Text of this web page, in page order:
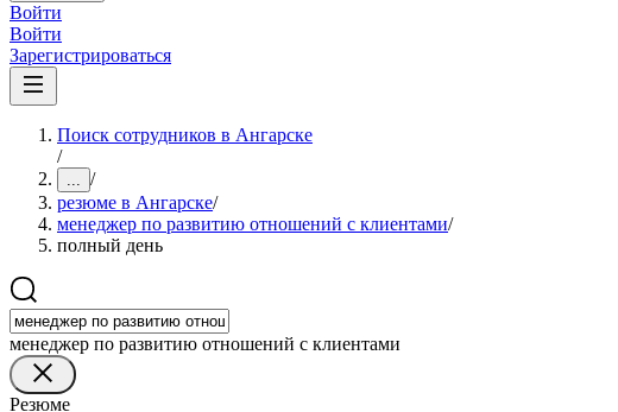
Войти
Войти
Зарегистрироваться
Поиск сотрудников в Ангарске
/
... /
резюме в Ангарске/
менеджер по развитию отношений с клиентами/
полный день
менеджер по развитию отношений с клиентами
Резюме